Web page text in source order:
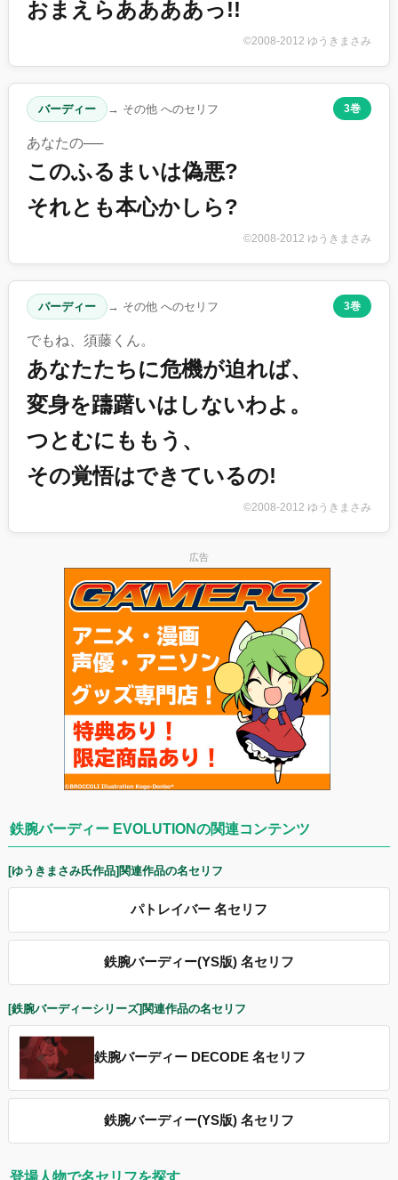
おまえらああああっ!!
©2008-2012 ゆうきまさみ
バーディー → その他 へのセリフ 3巻
あなたの──
このふるまいは偽悪?
それとも本心かしら?
©2008-2012 ゆうきまさみ
バーディー → その他 へのセリフ 3巻
でもね、須藤くん。
あなたたちに危機が迫れば、
変身を躊躇いはしないわよ。
つとむにももう、
その覚悟はできているの!
©2008-2012 ゆうきまさみ
広告
鉄腕バーディー EVOLUTIONの関連コンテンツ
[ゆうきまさみ氏作品]関連作品の名セリフ
パトレイバー 名セリフ
鉄腕バーディー(YS版) 名セリフ
[鉄腕バーディーシリーズ]関連作品の名セリフ
鉄腕バーディー DECODE 名セリフ
鉄腕バーディー(YS版) 名セリフ
登場人物で名セリフを探す